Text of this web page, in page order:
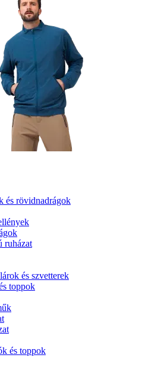
és rövidnadrágok
ruházat
és szvetterek
toppok
és toppok